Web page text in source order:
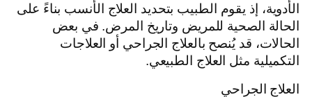
الأدوية، إذ يقوم الطبيب بتحديد العلاج الأنسب بناءً على
الحالة الصحية للمريض وتاريخ المرض. في بعض
الحالات، قد يُنصح بالعلاج الجراحي أو العلاجات
التكميلية مثل العلاج الطبيعي.
العلاج الجراحي